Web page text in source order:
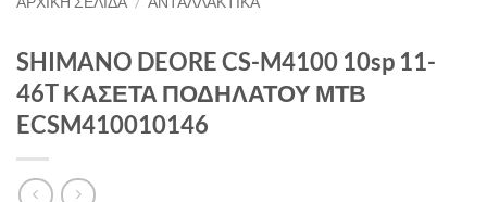
SHIMANO DEORE CS-M4100 10sp 11-
46T ΚΑΣΕΤΑ ΠΟΔΗΛΑΤΟΥ ΜΤΒ
ECSM410010146